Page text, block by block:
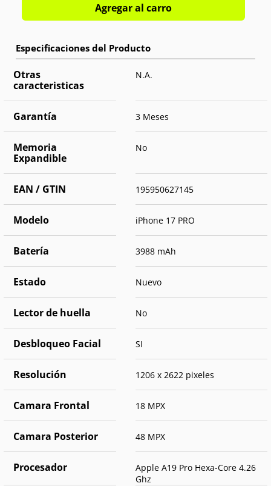
Agregar al carro
Otras
caracteristicas
N.A.
Garantía 3 Meses
Memoria
Expandible
No
EAN / GTIN 195950627145
Modelo iPhone 17 PRO
Batería 3988 mAh
Estado Nuevo
Lector de huella No
Desbloqueo Facial SI
Resolución 1206 x 2622 pixeles
Camara Frontal 18 MPX
Camara Posterior 48 MPX
Procesador
Apple A19 Pro Hexa-Core 4.26
Ghz